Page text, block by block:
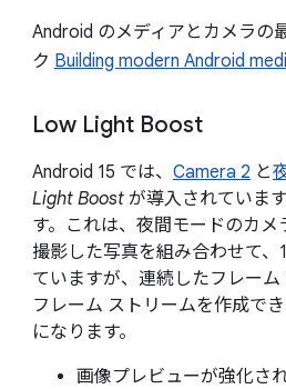
Android のメディアとカメラの
ク Building modern Android
Low Light Boost
Android 15 では、 Camera 2 と
Light Boost が導入されていま
す。これは、夜間モードのカ
撮影した写真を組み合わせて
ていますが、連続したフレー
フレーム ストリームを作成で
になります。
画像プレビューが強化さ